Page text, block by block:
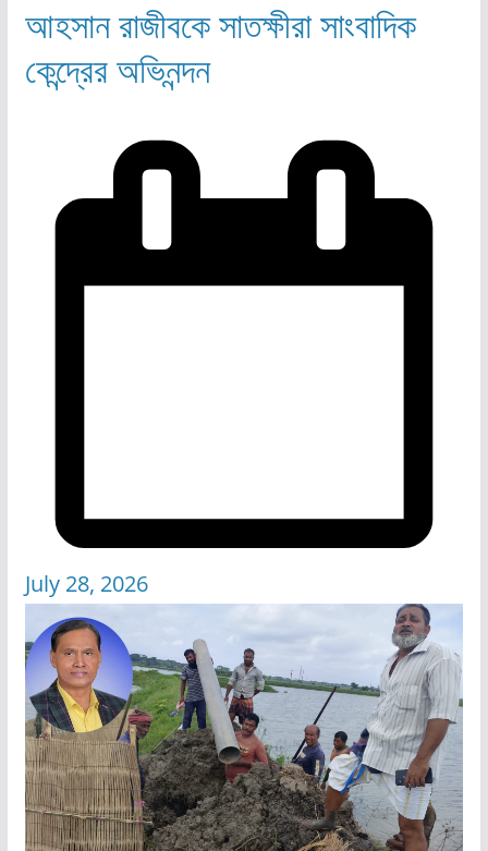
আহসান রাজীবকে সাতক্ষীরা সাংবাদিক
কেন্দ্রের অভিনন্দন
July 28, 2026